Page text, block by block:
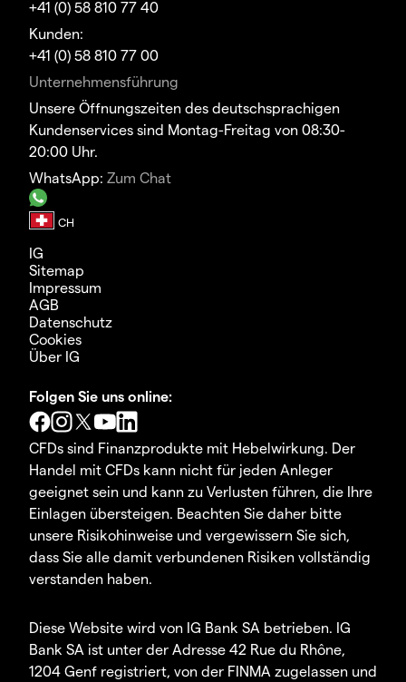
+41 (0) 58 810 77 40
Kunden:
+41 (0) 58 810 77 00
Unternehmensführung
Unsere Öffnungszeiten des deutschsprachigen
Kundenservices sind Montag-Freitag von 08:30-
20:00 Uhr.
WhatsApp: Zum Chat
IG
Sitemap
Impressum
AGB
Datenschutz
Cookies
Über IG
Folgen Sie uns online:
CFDs sind Finanzprodukte mit Hebelwirkung. Der
Handel mit CFDs kann nicht für jeden Anleger
geeignet sein und kann zu Verlusten führen, die Ihre
Einlagen übersteigen. Beachten Sie daher bitte
unsere Risikohinweise und vergewissern Sie sich,
dass Sie alle damit verbundenen Risiken vollständig
verstanden haben.
Diese Website wird von IG Bank SA betrieben. IG
Bank SA ist unter der Adresse 42 Rue du Rhône,
1204 Genf registriert, von der FINMA zugelassen und